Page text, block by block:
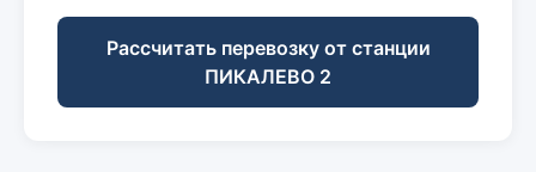
Рассчитать перевозку от станции
ПИКАЛЕВО 2